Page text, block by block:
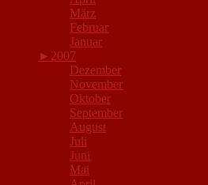
März
Februar
Januar
► 2007
Dezember
November
Oktober
September
August
Juli
Juni
Mai